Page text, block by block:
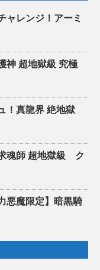
ャレンジ！アーミ
神 超地獄級 究極
！真龍界 絶地獄
魂師 超地獄級 ク
悪魔限定】暗黒騎